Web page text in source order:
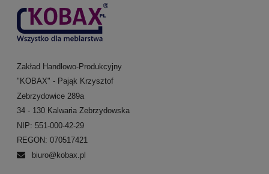
Zakład Handlowo-Produkcyjny
"KOBAX" - Pająk Krzysztof
Zebrzydowice 289a
34 - 130 Kalwaria Zebrzydowska
NIP: 551-000-42-29
REGON: 070517421
biuro@kobax.pl